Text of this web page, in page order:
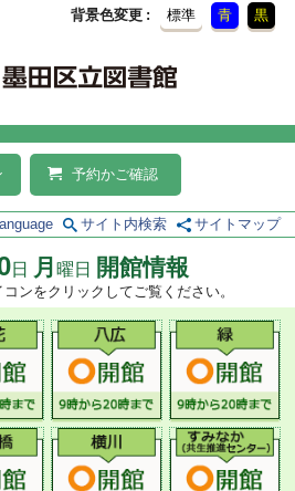
背景色変更 標準 青 黒
予約かご確認
サイト内検索 サイトマップ
日 月 曜日 開館情報
ンをクリックしてご覧ください。